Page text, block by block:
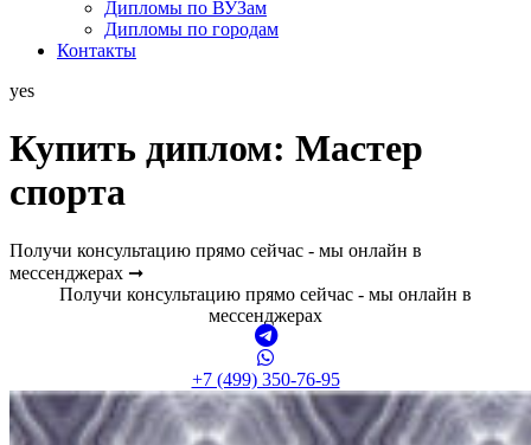
Дипломы по ВУЗам
Дипломы по городам
Контакты
yes
Купить диплом: Мастер
спорта
Получи консультацию прямо сейчас - мы онлайн в
мессенджерах ➞
Получи консультацию прямо сейчас - мы онлайн в
мессенджерах
+7 (499) 350-76-95